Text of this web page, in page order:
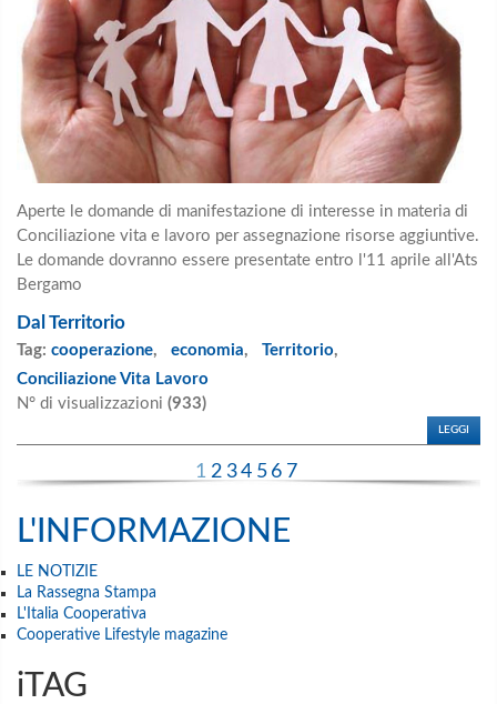
Aperte le domande di manifestazione di interesse in materia di
Conciliazione vita e lavoro per assegnazione risorse aggiuntive.
Le domande dovranno essere presentate entro l'11 aprile all'Ats
Bergamo
Dal Territorio
Tag: cooperazione, economia, Territorio,
Conciliazione Vita Lavoro
N° di visualizzazioni (933)
LEGGI
1 2 34 5 6 7
L'INFORMAZIONE
LE NOTIZIE
La Rassegna Stampa
L'Italia Cooperativa
Cooperative Lifestyle magazine
iTAG